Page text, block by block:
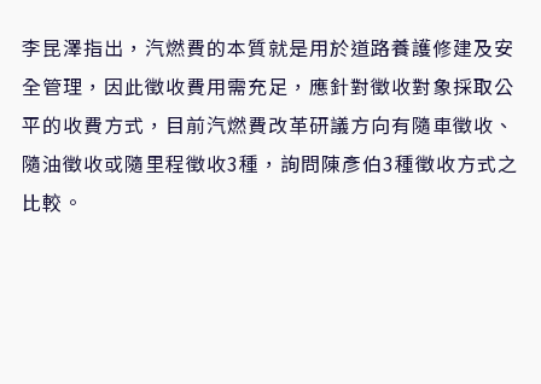
李昆澤指出，汽燃費的本質就是用於道路養護修建及安
全管理，因此徵收費用需充足，應針對徵收對象採取公
平的收費方式，目前汽燃費改革研議方向有隨車徵收、
隨油徵收或隨里程徵收3種，詢問陳彥伯3種徵收方式之
比較。